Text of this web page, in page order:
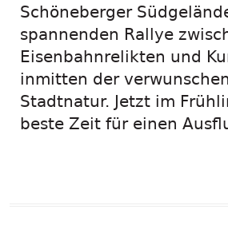
Schöneberger
spannenden Rallye
Eisenbahnrelikten und
inmitten der
Stadtnatur. Jetzt im
beste Zeit für einen